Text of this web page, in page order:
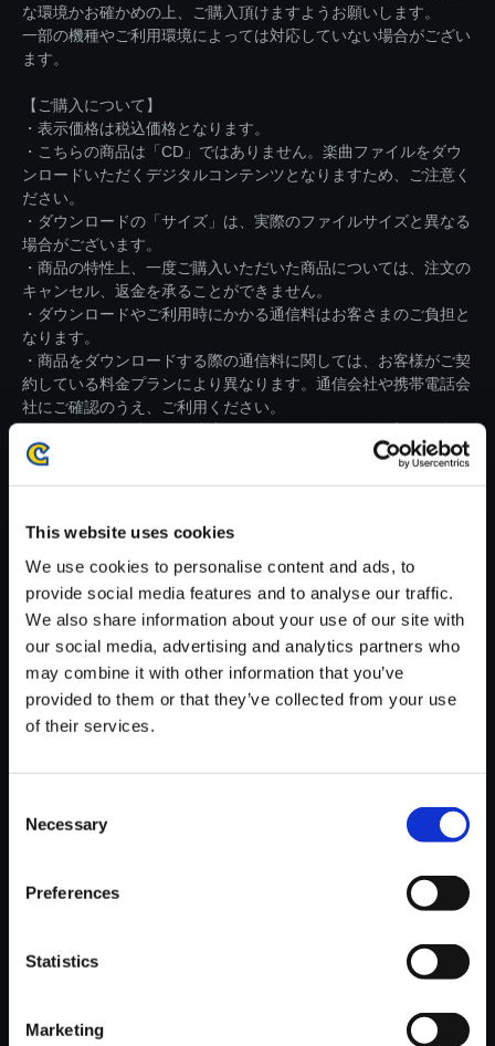
This website uses cookies
We use cookies to personalise content and ads, to
provide social media features and to analyse our traffic.
We also share information about your use of our site with
our social media, advertising and analytics partners who
may combine it with other information that you’ve
provided to them or that they’ve collected from your use
of their services.
Selection
Necessary
Preferences
Statistics
Marketing
な環境かお確かめの上、ご購入頂けますようお願いします。
一部の機種やご利用環境によっては対応していない場合がござい
ます。
【ご購入について】
・表示価格は税込価格となります。
・こちらの商品は「CD」ではありません。楽曲ファイルをダウ
ンロードいただくデジタルコンテンツとなりますため、ご注意く
ださい。
・ダウンロードの「サイズ」は、実際のファイルサイズと異なる
場合がございます。
・商品の特性上、一度ご購入いただいた商品については、注文の
キャンセル、返金を承ることができません。
・ダウンロードやご利用時にかかる通信料はお客さまのご負担と
なります。
・商品をダウンロードする際の通信料に関しては、お客様がご契
約している料金プランにより異なります。通信会社や携帯電話会
社にご確認のうえ、ご利用ください。
がかかる場合がございます。
【単曲】モンスターハンターワ
イルズ オリジナルサウンドトラ
7ポイント付与